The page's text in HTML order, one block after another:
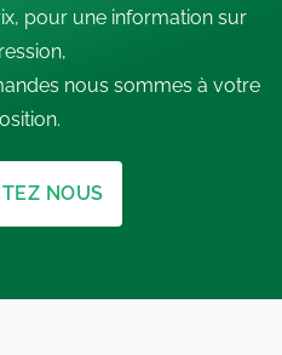
pour une information sur
nous sommes à votre
NOUS